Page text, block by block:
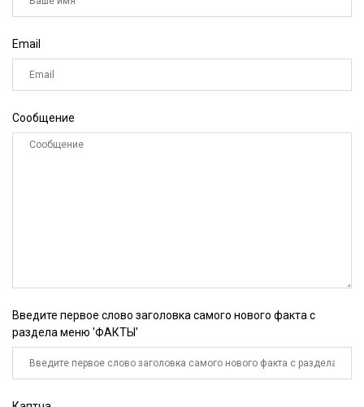
Email
Сообщение
Введите первое слово заголовка самого нового факта с
раздела меню 'ФАКТЫ'